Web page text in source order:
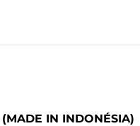
IN INDONÉSIA)